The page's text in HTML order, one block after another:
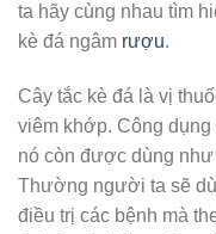
ta hãy cùng nhau tìm
kè đá ngâm rượu.
Cây tắc kè đá là vị
viêm khớp. Công
nó còn được dùng
Thường người ta sẽ
điều trị các bệnh mà